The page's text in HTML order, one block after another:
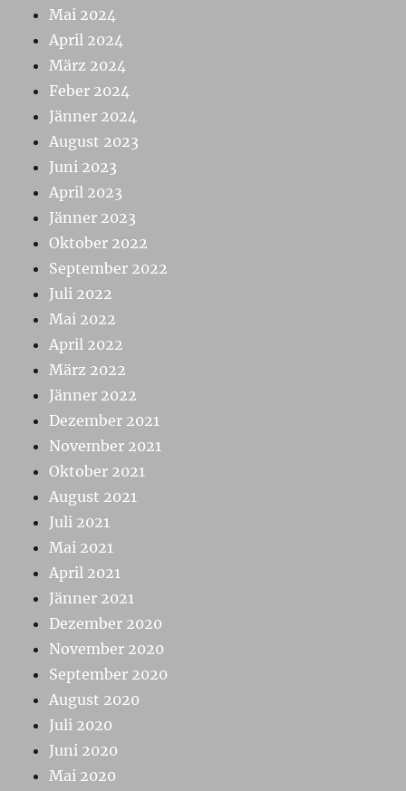
Mai 2024
April 2024
März 2024
Feber 2024
Jänner 2024
August 2023
Juni 2023
April 2023
Jänner 2023
Oktober 2022
September 2022
Juli 2022
Mai 2022
April 2022
März 2022
Jänner 2022
Dezember 2021
November 2021
Oktober 2021
August 2021
Juli 2021
Mai 2021
April 2021
Jänner 2021
Dezember 2020
November 2020
September 2020
August 2020
Juli 2020
Juni 2020
Mai 2020